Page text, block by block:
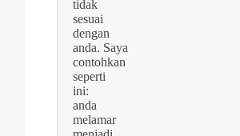
tidak
sesuai
dengan
anda. Saya
contohkan
seperti
ini:
anda
melamar